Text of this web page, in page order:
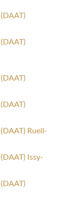
Rueil-
Issy-